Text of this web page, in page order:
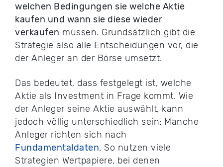
welchen Bedingungen sie welche Aktie
kaufen und wann sie diese wieder
verkaufen müssen. Grundsätzlich gibt die
Strategie also alle Entscheidungen vor, die
der Anleger an der Börse umsetzt.
Das bedeutet, dass festgelegt ist, welche
Aktie als Investment in Frage kommt. Wie
der Anleger seine Aktie auswählt, kann
jedoch völlig unterschiedlich sein: Manche
Anleger richten sich nach
Fundamentaldaten. So nutzen viele
Strategien Wertpapiere, bei denen